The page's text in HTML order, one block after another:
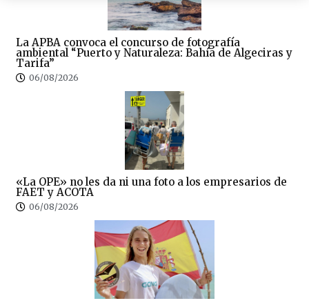
La APBA convoca el concurso de fotografía
ambiental “Puerto y Naturaleza: Bahía de Algeciras y
Tarifa”
06/08/2026
«La OPE» no les da ni una foto a los empresarios de
FAET y ACOTA
06/08/2026